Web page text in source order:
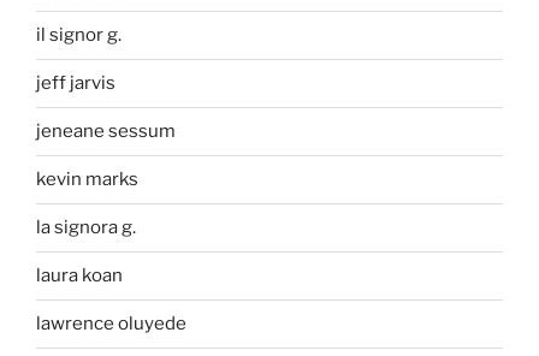
il signor g.
jeff jarvis
jeneane sessum
kevin marks
la signora g.
laura koan
lawrence oluyede